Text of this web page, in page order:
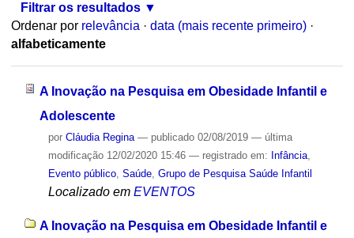
Filtrar os resultados
Ordenar por relevância · data (mais recente primeiro) ·
alfabeticamente
A Inovação na Pesquisa em Obesidade Infantil e
Adolescente
por Cláudia Regina — publicado02/08/2019 — última
modificação12/02/2020 15:46 — registrado em: Infância,
Evento público, Saúde, Grupo de Pesquisa Saúde Infantil
Localizado em EVENTOS
A Inovação na Pesquisa em Obesidade Infantil e